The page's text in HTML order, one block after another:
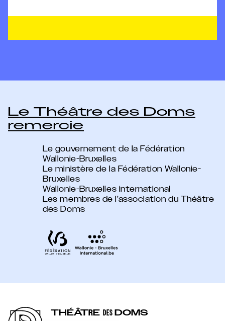
Le Théâtre des Doms
remercie
Le gouvernement de la Fédération
Wallonie-Bruxelles
Le ministère de la Fédération Wallonie-
Bruxelles
Wallonie-Bruxelles international
Les membres de l’association du Théâtre
des Doms
THÉÂTRE DES DOMS